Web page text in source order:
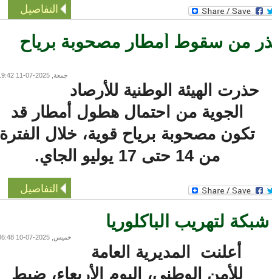
التفاصيل
من سقوط أمطار مصحوبة برياح
جمعة, 2025-07-11 19:42
حذرت الهيئة الوطنية للأرصاد
الجوية من احتمال هطول أمطار قد
تكون مصحوبة برياح قوية، خلال الفترة
من 14 حتى 17 يوليو الجاي.
التفاصيل
لتهريب الباكلوريا
خميس, 2025-07-10 06:48
أعلنت المديرية العامة
للأمن الوطني، اليوم الأربعاء، ضبط